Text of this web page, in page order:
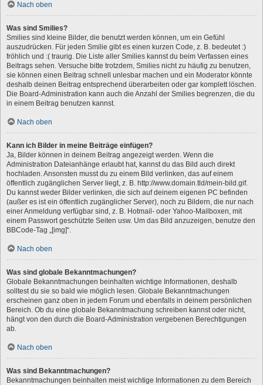
Nach oben
Was sind Smilies?
Smilies sind kleine Bilder, die benutzt werden können, um ein Gefühl
auszudrücken. Für jeden Smilie gibt es einen kurzen Code, z. B. bedeutet :)
fröhlich und :( traurig. Die Liste aller Smilies kannst du beim Verfassen eines
Beitrags sehen. Versuche bitte trotzdem, Smilies nicht zu häufig zu benutzen,
sie können einen Beitrag schnell unlesbar machen und ein Moderator könnte
deshalb deinen Beitrag entsprechend überarbeiten oder gar komplett löschen.
Die Board-Administration kann auch die Anzahl der Smilies begrenzen, die du
in einem Beitrag benutzen kannst.
Nach oben
Kann ich Bilder in meine Beiträge einfügen?
Ja, Bilder können in deinem Beitrag angezeigt werden. Wenn die
Administration Dateianhänge erlaubt hat, kannst du das Bild auch direkt
hochladen. Ansonsten musst du zu einem Bild verlinken, das auf einem
öffentlich zugänglichen Server liegt, z. B. http://www.domain.tld/mein-bild.gif.
Du kannst weder Bilder verlinken, die sich auf deinem eigenen PC befinden
(außer es ist ein öffentlich zugänglicher Server), noch zu Bildern, die nur nach
einer Anmeldung verfügbar sind, z. B. Hotmail- oder Yahoo-Mailboxen, mit
einem Passwort geschützte Seiten usw. Um das Bild anzuzeigen, benutze den
BBCode-Tag „[img]“.
Nach oben
Was sind globale Bekanntmachungen?
Globale Bekanntmachungen beinhalten wichtige Informationen, deshalb
solltest du sie so bald wie möglich lesen. Globale Bekanntmachungen
erscheinen ganz oben in jedem Forum und ebenfalls in deinem persönlichen
Bereich. Ob du eine globale Bekanntmachung schreiben kannst oder nicht,
hängt von den durch die Board-Administration vergebenen Berechtigungen
ab.
Nach oben
Was sind Bekanntmachungen?
Bekanntmachungen beinhalten meist wichtige Informationen zu dem Bereich